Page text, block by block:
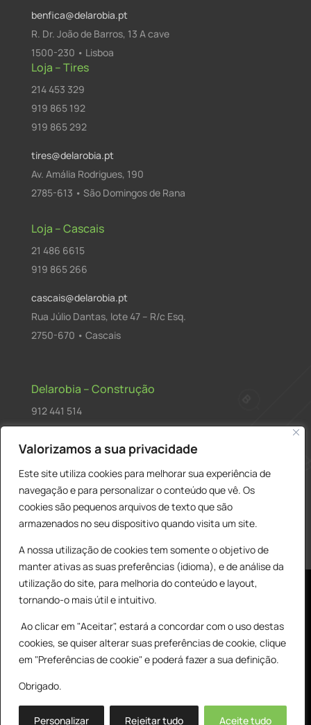
Valorizamos a sua privacidade
Este site utiliza cookies para melhorar sua experiência de
navegação e para personalizar o conteúdo que vê. Os
cookies são pequenos arquivos de texto que são
armazenados no seu dispositivo quando visita um site.
A nossa utilização de cookies tem somente o objetivo de
manter ativas as suas preferências (idioma), e de análise da
utilização do site, para melhoria do conteúdo e layout,
tornando-o mais útil e intuitivo.
Ao clicar em "Aceitar", estará a concordar com o uso destas
cookies, se quiser alterar suas preferências de cookie, clique
em "Preferências de cookie" e poderá fazer a sua definição.
Obrigado.
Personalizar Rejeitar tudo Aceite tudo
benfica@delarobia.pt
R. Dr. João de Barros, 13 A cave
1500-230 • Lisboa
Loja – Tires
214 453 329
919 865 192
919 865 292
tires@delarobia.pt
Av. Amália Rodrigues, 190
2785-613 • São Domingos de Rana
Loja – Cascais
21 486 6615
919 865 266
cascais@delarobia.pt
Rua Júlio Dantas, lote 47 – R/c Esq.
2750-670 • Cascais
Delarobia – Construção
912 441 514
R. António Andrade, 1171
2820-287 • Charneca de Caparica
Products
search PESQUISAR
© All Copyright 2025 by Delarobia.pt 0